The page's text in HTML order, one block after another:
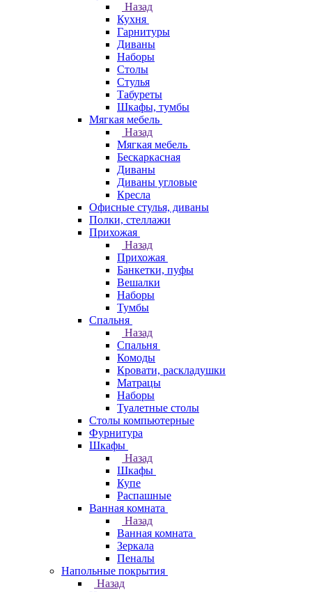
Назад
Кухня
Гарнитуры
Диваны
Наборы
Столы
Стулья
Табуреты
Шкафы, тумбы
Мягкая мебель
Назад
Мягкая мебель
Бескаркасная
Диваны
Диваны угловые
Кресла
Офисные стулья, диваны
Полки, стеллажи
Прихожая
Назад
Прихожая
Банкетки, пуфы
Вешалки
Наборы
Тумбы
Спальня
Назад
Спальня
Комоды
Кровати, раскладушки
Матрацы
Наборы
Туалетные столы
Столы компьютерные
Фурнитура
Шкафы
Назад
Шкафы
Купе
Распашные
Ванная комната
Назад
Ванная комната
Зеркала
Пеналы
Напольные покрытия
Назад